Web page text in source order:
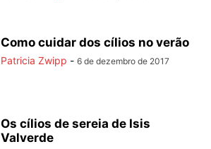
Como cuidar dos cílios no verão
Patricia Zwipp - 6 de dezembro de 2017
Os cílios de sereia de Isis
Valverde